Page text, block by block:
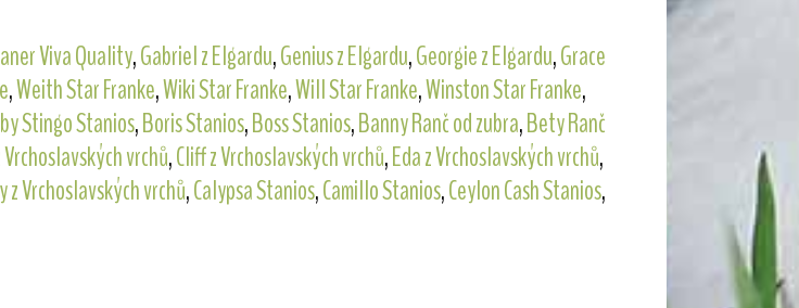
Viva Quality,Gabriel z Elgardu,Genius z Elgardu,Georgie z Elgardu,Grace
,Weith Star Franke,Wiki Star Franke,Will Star Franke,Winston Star Franke,
Stingo Stanios,Boris Stanios,Boss Stanios,Banny Ranč od zubra,Bety Ranč
Vrchoslavských vrchů,Cliff z Vrchoslavských vrchů,Eda z Vrchoslavských vrchů,
z Vrchoslavských vrchů,Calypsa Stanios,Camillo Stanios,Ceylon Cash Stanios,